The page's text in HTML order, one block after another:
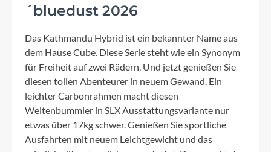
´bluedust 2026
Das Kathmandu Hybrid ist ein bekannter Name aus
dem Hause Cube. Diese Serie steht wie ein Synonym
für Freiheit auf zwei Rädern. Und jetzt genießen Sie
diesen tollen Abenteurer in neuem Gewand. Ein
leichter Carbonrahmen macht diesen
Weltenbummler in SLX Ausstattungsvariante nur
etwas über 17kg schwer. Genießen Sie sportliche
Ausfahrten mit neuem Leichtgewicht und das